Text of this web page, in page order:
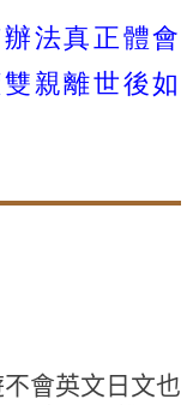
法真正體會
親離世後如
會英文日文也